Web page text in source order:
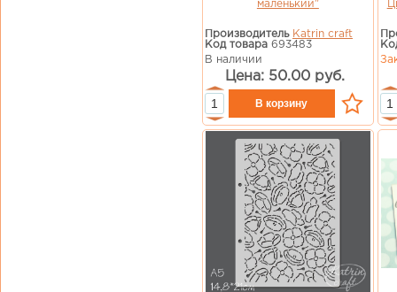
маленький"
Производитель Katrin craft
Код товара 693483
В наличии
Цена: 50.00 руб.